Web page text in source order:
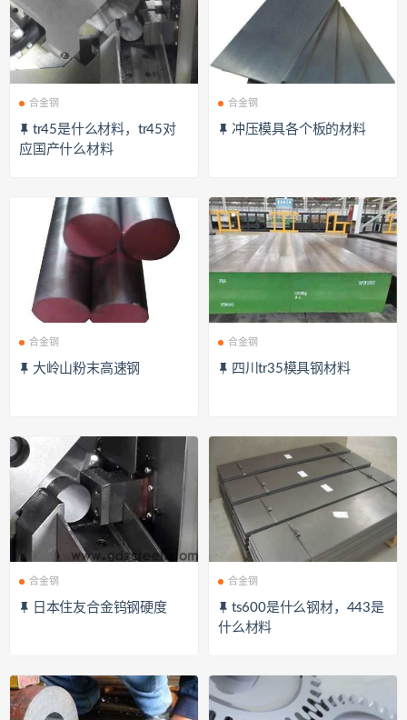
合金钢
tr45是什么材料，tr45对
应国产什么材料
合金钢
冲压模具各个板的材料
合金钢
大岭山粉末高速钢
合金钢
四川tr35模具钢材料
合金钢
日本住友合金钨钢硬度
合金钢
ts600是什么钢材，443是
什么材料